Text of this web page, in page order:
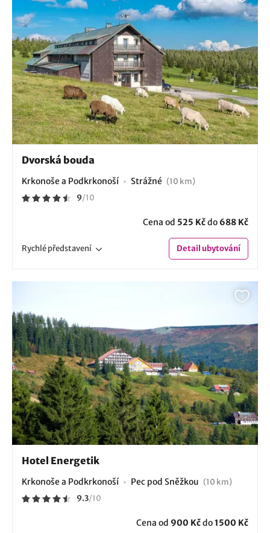
Dvorská bouda
Krkonoše a Podkrkonoší Strážné (10 km)
9/10
Cena od 525 Kčdo 688 Kč
Rychlépředstavení Detailubytování
Hotel Energetik
Krkonoše a Podkrkonoší Pec pod Sněžkou (10 km)
9.3/10
Cena od 900 Kčdo1500 Kč